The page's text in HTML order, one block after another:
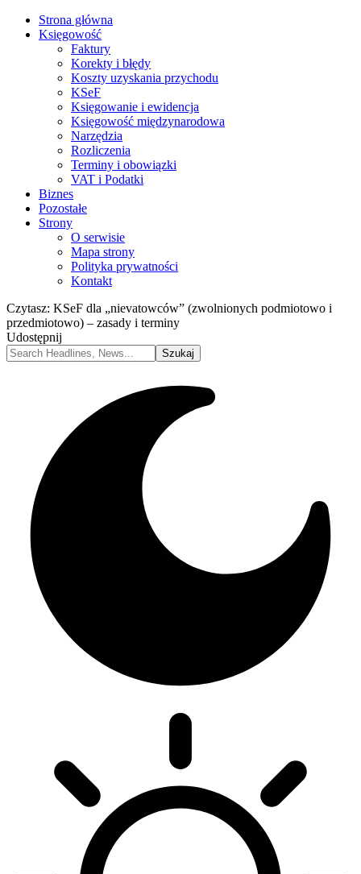
Strona główna
Księgowość
Faktury
Korekty i błędy
Koszty uzyskania przychodu
KSeF
Księgowanie i ewidencja
Księgowość międzynarodowa
Narzędzia
Rozliczenia
Terminy i obowiązki
VAT i Podatki
Biznes
Pozostałe
Strony
O serwisie
Mapa strony
Polityka prywatności
Kontakt
Czytasz: KSeF dla „nievatowców” (zwolnionych podmiotowo i
przedmiotowo) – zasady i terminy
Udostępnij